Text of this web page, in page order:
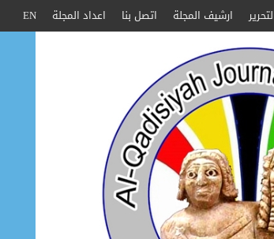
ارشيف المجلة اتصل بنا اعداد المجلة EN